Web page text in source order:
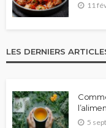
11
LES DERNIERS
5